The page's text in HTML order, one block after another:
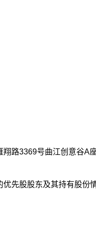
路3369号曲江创意谷A
先股股东及其持有股份情